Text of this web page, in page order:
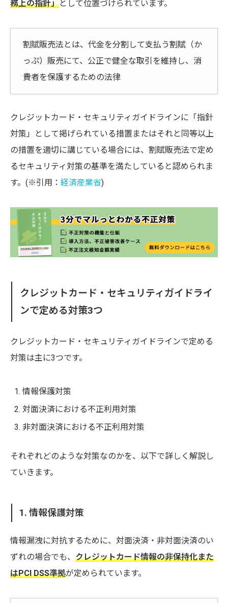
務上の指針」として位置づけられています。
割賦販売法とは、代金を分割して支払う割賦（か
っぷ）販売にて、公正で健全な取引を維持し、消
費者を保護するための法律
クレジットカード・セキュリティガイドラインに「指針
対策」として掲げられている措置またはそれと同等以上
の措置を適切に講じている場合には、割賦販売法で定め
るセキュリティ対策の基準を満たしていると認められま
す。(※引用： 経済産業省)
クレジットカード・セキュリティガイドライ
ンで定める対策3つ
クレジットカード・セキュリティガイドラインで定める
対策は主に3つです。
情報保護対策
対面決済における不正利用対策
非対面決済における不正利用対策
それぞれどのような対策なのかを、以下で詳しく解説し
ていきます。
1. 情報保護対策
情報漏洩に対抗するために、対面決済・非対面決済のい
ずれの場合でも、 クレジットカード情報の非保持化また
はPCI DSS準拠が定められています。